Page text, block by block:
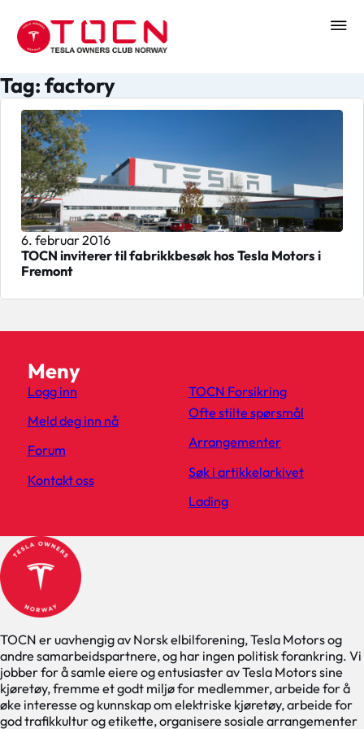
Tag: factory
6. februar 2016
TOCN inviterer til fabrikkbesøk hos Tesla Motors i
Fremont
TOCN er uavhengig av Norsk elbilforening, Tesla Motors og
andre samarbeidspartnere, og har ingen politisk forankring. Vi
jobber for å samle eiere og entusiaster av Tesla Motors sine
kjøretøy, fremme et godt miljø for medlemmer, arbeide for å
øke interesse og kunnskap om elektriske kjøretøy, arbeide for
god trafikkultur og etikette, organisere sosiale arrangementer
Meny
Logg inn
Meld deg inn nå
Forum
Kontakt oss
TOCN Forsikring
Ofte stilte spørsmål
Arrangementer
Søk i artikkelarkivet
Lading